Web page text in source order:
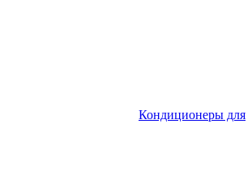
Кондиционеры для